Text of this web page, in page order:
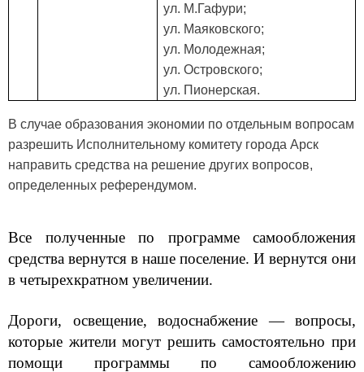
ул. М.Гафури;
ул. Маяковского;
ул. Молодежная;
ул. Островского;
ул. Пионерская.
В случае образования экономии по отдельным вопросам
разрешить Исполнительному комитету города Арск
направить средства на решение других вопросов,
определенных референдумом.
Все полученные по программе самообложения
средства вернутся в наше поселение. И вернутся они
в четырехкратном увеличении.
Дороги, освещение, водоснабжение — вопросы,
которые жители могут решить самостоятельно при
помощи программы по самообложению